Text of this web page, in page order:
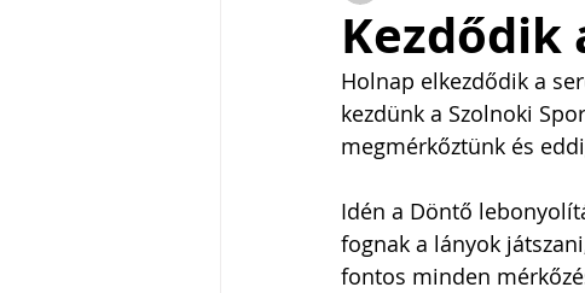
Kezdődik
Holnap elkezdődik a
kezdünk a Szolnoki
megmérkőztünk és
Idén a Döntő
fognak a lányok
fontos minden